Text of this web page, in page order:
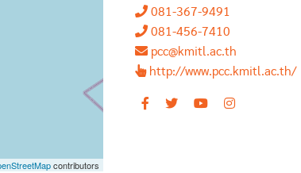
contributors
081-367-9491
081-456-7410
pcc@kmitl.ac.th
http://www.pcc.kmitl.ac.th/